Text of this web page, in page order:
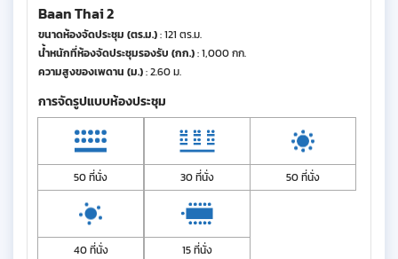
Baan Thai 2
ขนาดห้องจัดประชุม (ตร.ม.): 121 ตร.ม.
น้ำหนักที่ห้องจัดประชุมรองรับ (กก.): 1,000 กก.
ความสูงของเพดาน (ม.): 2.60 ม.
การจัดรูปแบบห้องประชุม
50 ที่นั่ง 30 ที่นั่ง 50 ที่นั่ง
40 ที่นั่ง 15 ที่นั่ง